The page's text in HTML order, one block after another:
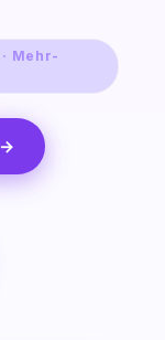
Mehr-